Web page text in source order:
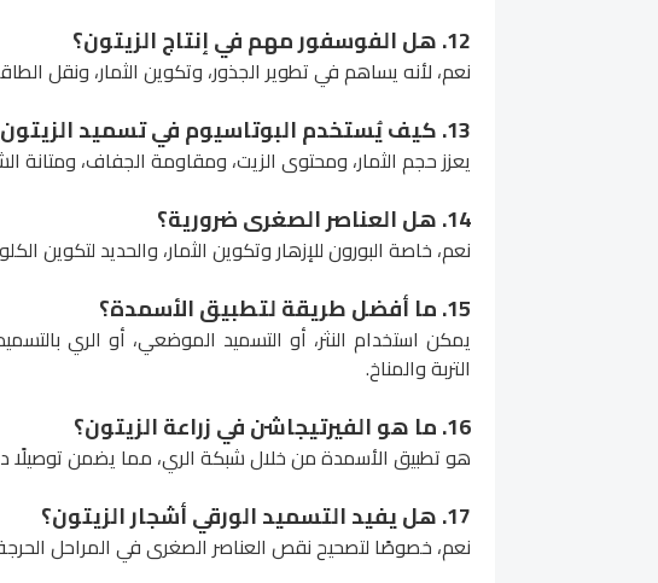
12. هل الفوسفور مهم في إنتاج الزيتون؟
نعم، لأنه يساهم في تطوير الجذور، وتكوين الثمار، ونقل
13. كيف يُستخدم البوتاسيوم في تسميد الزيتون؟
يعزز حجم الثمار، ومحتوى الزيت، ومقاومة الجفاف، ومتانة
14. هل العناصر الصغرى ضرورية؟
نعم، خاصة البورون للإزهار وتكوين الثمار، والحديد لتكوين
15. ما أفضل طريقة لتطبيق الأسمدة؟
يمكن استخدام النثر، أو التسميد الموضعي، أو الري
التربة والمناخ.
16. ما هو الفيرتيجاشن في زراعة الزيتون؟
هو تطبيق الأسمدة من خلال شبكة الري، مما يضمن توصيلًا
17. هل يفيد التسميد الورقي أشجار الزيتون؟
نعم، خصوصًا لتصحيح نقص العناصر الصغرى في المراحل